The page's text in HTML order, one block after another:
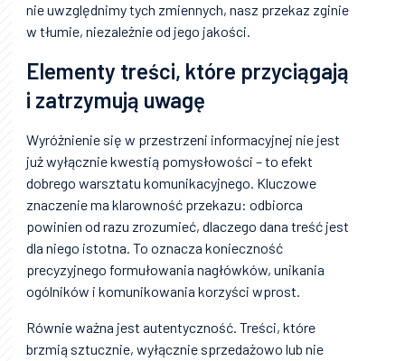
nie uwzględnimy tych zmiennych, nasz przekaz zginie
w tłumie, niezależnie od jego jakości.
Elementy treści, które przyciągają
i zatrzymują uwagę
Wyróżnienie się w przestrzeni informacyjnej nie jest
już wyłącznie kwestią pomysłowości – to efekt
dobrego warsztatu komunikacyjnego. Kluczowe
znaczenie ma klarowność przekazu: odbiorca
powinien od razu zrozumieć, dlaczego dana treść jest
dla niego istotna. To oznacza konieczność
precyzyjnego formułowania nagłówków, unikania
ogólników i komunikowania korzyści wprost.
Równie ważna jest autentyczność. Treści, które
brzmią sztucznie, wyłącznie sprzedażowo lub nie